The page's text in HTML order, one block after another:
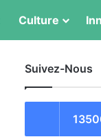
Culture
Suivez-Nous